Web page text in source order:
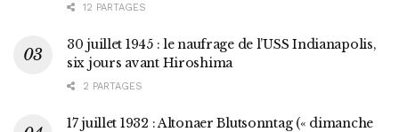
12 PARTAGES
30 juillet 1945 : le naufrage de l’USS Indianapolis,
six jours avant Hiroshima
2 PARTAGES
17 juillet 1932 : Altonaer Blutsonntag (« dimanche